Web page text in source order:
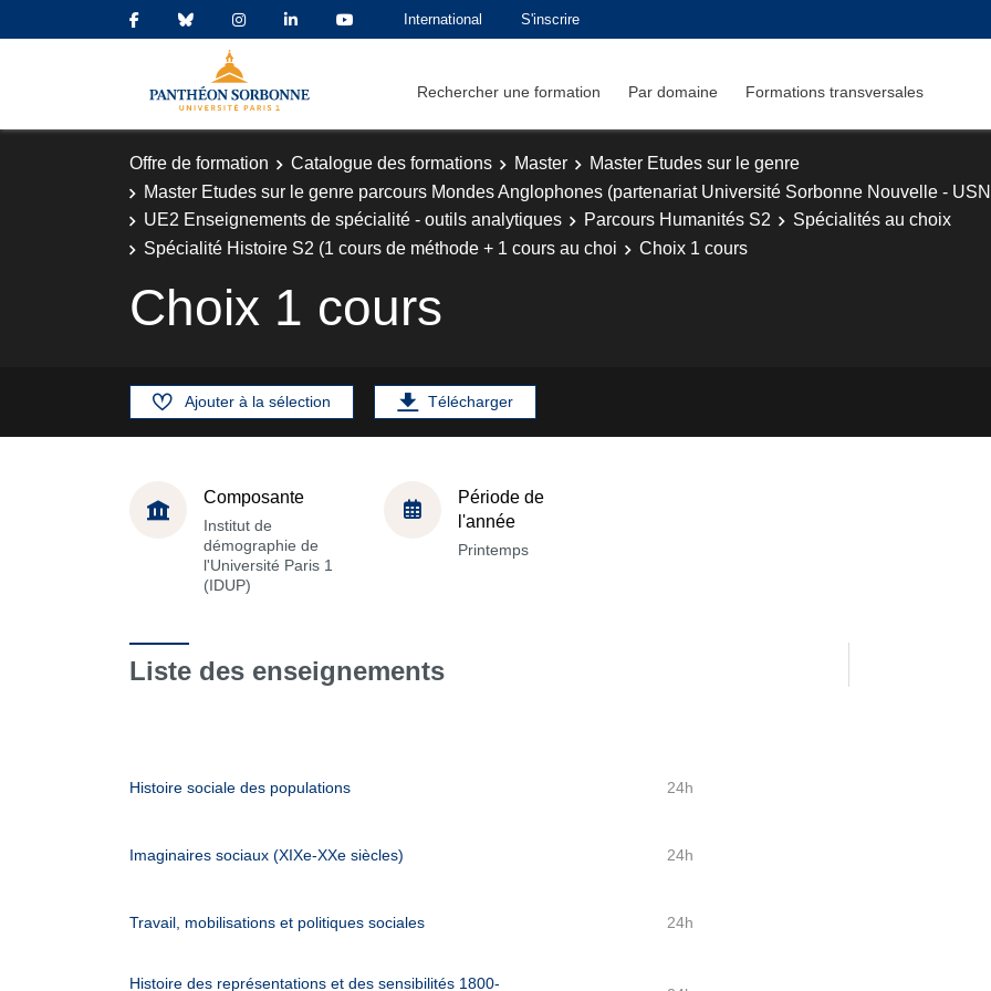
International S'inscrire
Rechercher une formation Par domaine Formations transversales
Offre de formation Catalogue des formations Master
Master Etudes sur le genre
Master Etudes sur le genre parcours Mondes Anglophones (partenariat Université Sorbonne Nouvelle -
UE2 Enseignements de spécialité - outils analytiques
Parcours Humanités S2
Spécialités au choix
Spécialité Histoire S2 (1 cours de méthode + 1 cours au choi
Choix 1 cours
Choix 1 cours
Ajouter à la sélection Télécharger
Composante
Institut de
démographie de
l'Université Paris 1
(IDUP)
Période de
l'année
Printemps
Liste des enseignements
Histoire sociale des populations 24h
Imaginaires sociaux (XIXe-XXe siècles) 24h
Travail, mobilisations et politiques sociales 24h
Histoire des représentations et des sensibilités 1800-